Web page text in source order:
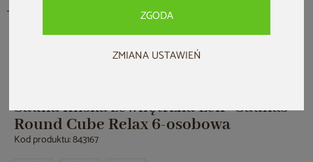
ZGODA
ZMIANA USTAWIEŃ
Sauna fińska zewnętrzna Leil® Saunas
Round Cube Relax 6-osobowa
Kod produktu: 843167